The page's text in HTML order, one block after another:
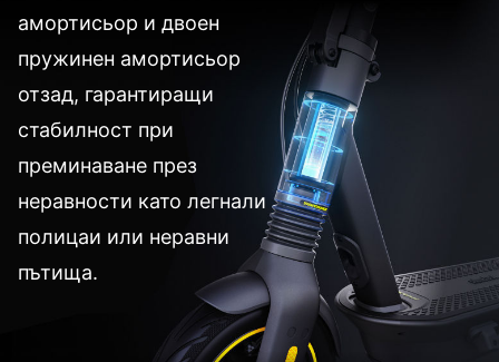
амортисьор и двоен
пружинен амортисьор
отзад, гарантиращи
стабилност при
преминаване през
неравности като легнали
полицаи или неравни
пътища.